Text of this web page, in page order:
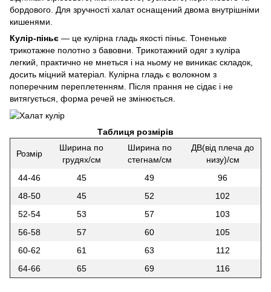
бордового. Для зручності халат оснащений двома внутрішніми
кишенями.
Кулір-піньє — це кулірна гладь якості піньє. Тоненьке
трикотажне полотно з бавовни. Трикотажний одяг з куліра
легкий, практично не мнеться і на ньому не виникає складок,
досить міцний матеріал. Кулірна гладь є волокном з
поперечним переплетенням. Після прання не сідає і не
витягується, форма речей не змінюється.
Таблиця розмірів
Розмір
Ширина по
грудях/см
Ширина по
стегнам/см
ДВ(від плеча до
низу)/см
44-46
45 49
96
48-50
45 52
102
52-54
53 57
103
56-58
57 60
105
60-62
61 63
112
64-66
65 69 116